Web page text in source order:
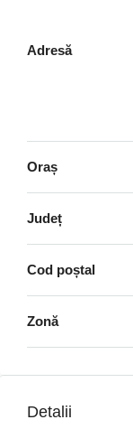
Adresă
Oraș
Județ
Cod poștal
Zonă
Detalii